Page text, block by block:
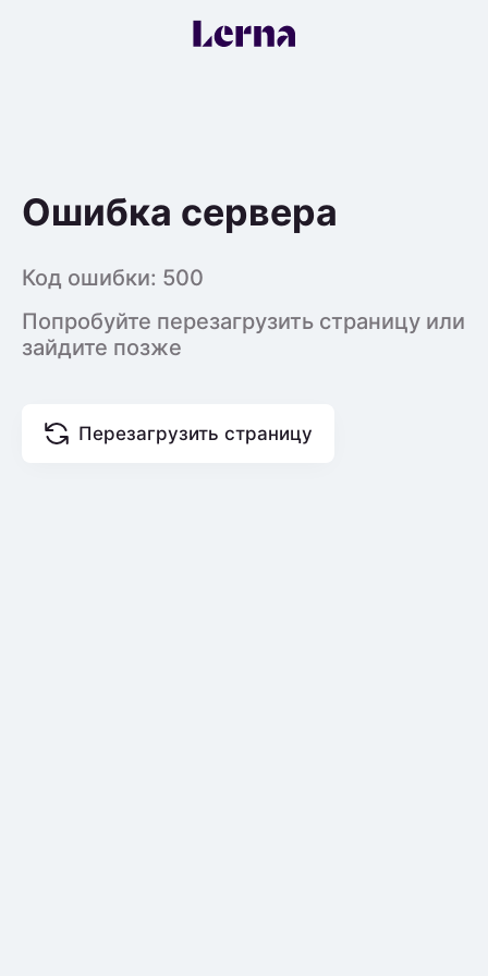
Ошибка сервера
Код ошибки: 500
Попробуйте перезагрузить страницу или
зайдите позже
Перезагрузить страницу